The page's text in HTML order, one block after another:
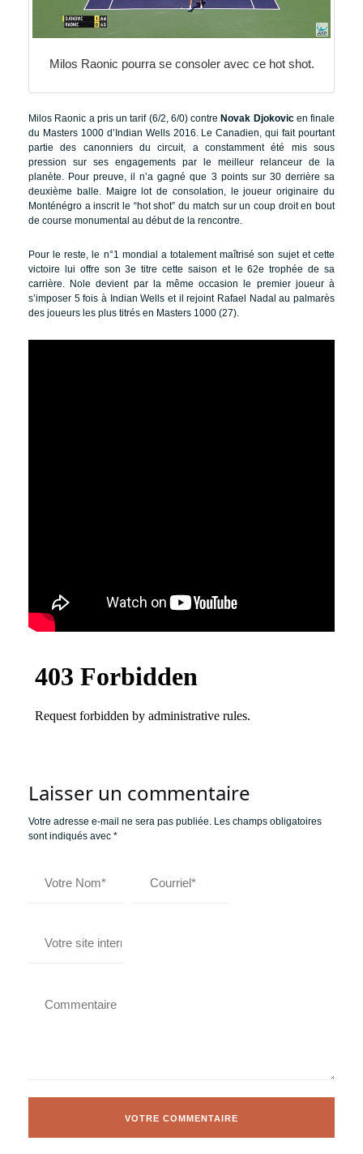
Milos Raonic pourra se consoler avec ce hot shot.
Milos Raonic a pris un tarif (6/2, 6/0) contre Novak Djokovicen finale
du Masters 1000 d’Indian Wells 2016. Le Canadien, qui fait pourtant
partie des canonniers du circuit, a constamment été mis sous
pression sur ses engagements par le meilleur relanceur de la
planète. Pour preuve, il n’a gagné que 3 points sur 30 derrière sa
deuxième balle. Maigre lot de consolation, le joueur originaire du
Monténégro a inscrit le “hot shot” du match sur un coup droit en bout
de course monumental au début de la rencontre.
Pour le reste, le n°1 mondial a totalement maîtrisé son sujet et cette
victoire lui offre son 3e titre cette saison et le 62e trophée de sa
carrière. Nole devient par la même occasion le premier joueur à
s’imposer 5 fois à Indian Wells et il rejoint Rafael Nadal au palmarès
des joueurs les plus titrés en Masters 1000 (27).
Laisser un commentaire
Votre adresse e-mail ne sera pas publiée. Les champs obligatoires
sont indiqués avec *